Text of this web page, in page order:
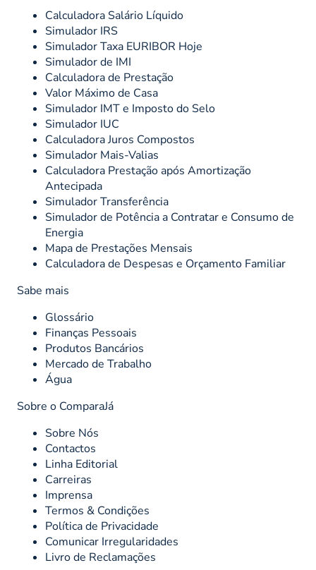
Calculadora Salário Líquido
Simulador IRS
Simulador Taxa EURIBOR Hoje
Simulador de IMI
Calculadora de Prestação
Valor Máximo de Casa
Simulador IMT e Imposto do Selo
Simulador IUC
Calculadora Juros Compostos
Simulador Mais-Valias
Calculadora Prestação após Amortização
Antecipada
Simulador Transferência
Simulador de Potência a Contratar e Consumo de
Energia
Mapa de Prestações Mensais
Calculadora de Despesas e Orçamento Familiar
Sabe mais
Glossário
Finanças Pessoais
Produtos Bancários
Mercado de Trabalho
Água
Sobre o ComparaJá
Sobre Nós
Contactos
Linha Editorial
Carreiras
Imprensa
Termos & Condições
Política de Privacidade
Comunicar Irregularidades
Livro de Reclamações